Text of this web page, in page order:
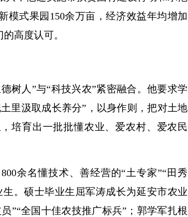
模式果园150余万亩，经济效益年均增加
高度认可。
树人”与“科技兴农”紧密融合。他要求学
里汲取成长养分”，以身作则，把对土地
培育出一批批懂农业、爱农村、爱农民
余名懂技术、善经营的“土专家”“田秀
。硕士毕业生屈军涛成长为延安市农业
”“全国十佳农技推广标兵”；郭学军扎根